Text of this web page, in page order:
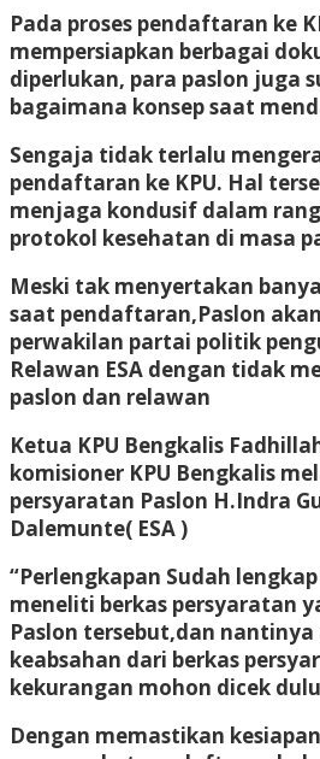
Pada proses pendaftaran ke
mempersiapkan berbagai
diperlukan, para paslon juga
bagaimana konsep saat
Sengaja tidak terlalu
pendaftaran ke KPU. Hal
menjaga kondusif dalam
protokol kesehatan di masa
Meski tak menyertakan
saat pendaftaran,Paslon
perwakilan partai politik
Relawan ESA dengan tidak
paslon dan relawan
Ketua KPU Bengkalis
komisioner KPU Bengkalis
persyaratan Paslon H.Indra
Dalemunte( ESA )
“Perlengkapan Sudah
meneliti berkas persyaratan
Paslon tersebut,dan
keabsahan dari berkas
kekurangan mohon dicek dulu
Dengan memastikan